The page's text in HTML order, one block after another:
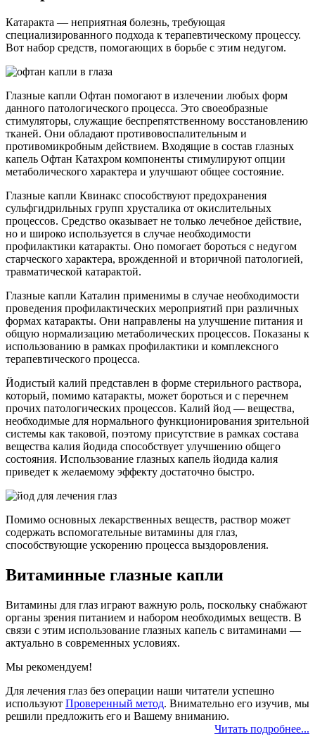
Катаракта — неприятная болезнь, требующая
специализированного подхода к терапевтическому процессу.
Вот набор средств, помогающих в борьбе с этим недугом.
Глазные капли Офтан помогают в излечении любых форм
данного патологического процесса. Это своеобразные
стимуляторы, служащие беспрепятственному восстановлению
тканей. Они обладают противовоспалительным и
противомикробным действием. Входящие в состав глазных
капель Офтан Катахром компоненты стимулируют опции
метаболического характера и улучшают общее состояние.
Глазные капли Квинакс способствуют предохранения
сульфгидрильных групп хрусталика от окислительных
процессов. Средство оказывает не только лечебное действие,
но и широко используется в случае необходимости
профилактики катаракты. Оно помогает бороться с недугом
старческого характера, врожденной и вторичной патологией,
травматической катарактой.
Глазные капли Каталин применимы в случае необходимости
проведения профилактических мероприятий при различных
формах катаракты. Они направлены на улучшение питания и
общую нормализацию метаболических процессов. Показаны к
использованию в рамках профилактики и комплексного
терапевтического процесса.
Йодистый калий представлен в форме стерильного раствора,
который, помимо катаракты, может бороться и с перечнем
прочих патологических процессов. Калий йод — вещества,
необходимые для нормального функционирования зрительной
системы как таковой, поэтому присутствие в рамках состава
вещества калия йодида способствует улучшению общего
состояния. Использование глазных капель йодида калия
приведет к желаемому эффекту достаточно быстро.
Помимо основных лекарственных веществ, раствор может
содержать вспомогательные витамины для глаз,
способствующие ускорению процесса выздоровления.
Витаминные глазные капли
Витамины для глаз играют важную роль, поскольку снабжают
органы зрения питанием и набором необходимых веществ. В
связи с этим использование глазных капель с витаминами —
актуально в современных условиях.
Мы рекомендуем!
Для лечения глаз без операции наши читатели успешно
используют Проверенный метод. Внимательно его изучив, мы
решили предложить его и Вашему вниманию.
Читать подробнее...